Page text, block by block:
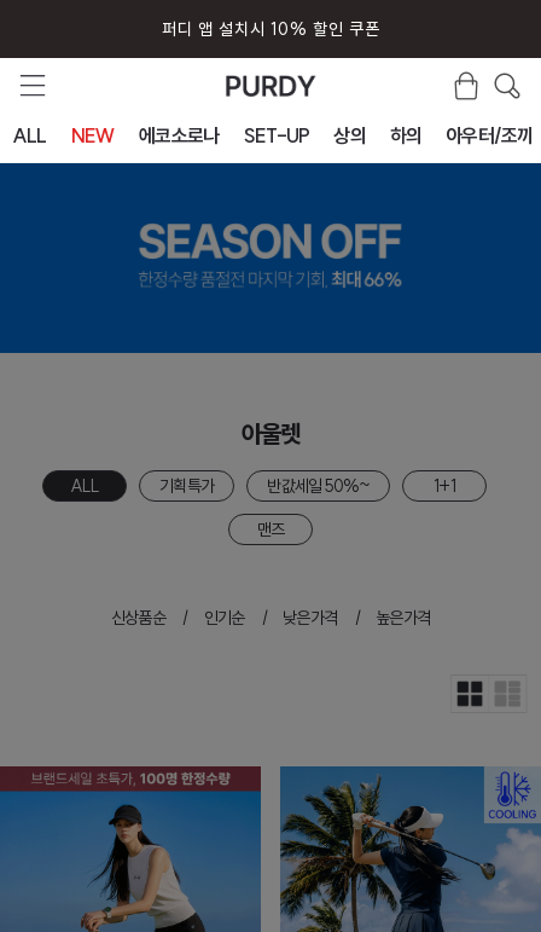
퍼디 앱 설치시 10% 할인 쿠폰
ALL NEW 에코소로나 SET-UP 상의 하의 아우터/조끼
아울렛
ALL 기획특가 반값세일 50%~
1+1
맨즈
신상품순 인기순 낮은가격 높은가격